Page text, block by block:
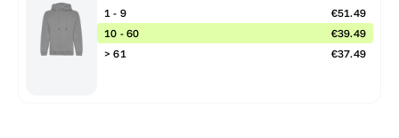
1 - 9
€51.49
10 - 60
€39.49
> 61
€37.49